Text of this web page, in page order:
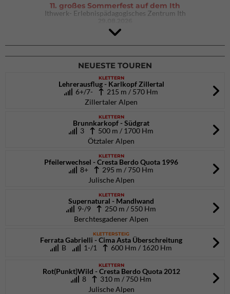
11. großes Sommerfest auf dem Ith
Ithwerk- Erlebnispädagogisches Zentrum Ith
4Blocs KIDS 2026
DAV Kletter- & Boulderzentrum München Süd (Thalkirchen)
26.09.2026
NEUESTE TOUREN
KLETTERN
Lehrerausflug - Karlkopf Zillertal
6+/7-
215 m / 570 Hm
Zillertaler Alpen
KLETTERN
Brunnkarkopf - Südgrat
3
500 m / 1700 Hm
Ötztaler Alpen
KLETTERN
Pfeilerwechsel - Cresta Berdo Quota 1996
8+
295 m / 750 Hm
Julische Alpen
KLETTERN
Supernatural - Mandlwand
9-/9
250 m / 550 Hm
Berchtesgadener Alpen
KLETTERSTEIG
Ferrata Gabrielli - Cima Asta Überschreitung
B
1-/1 600 Hm / 1620 Hm
KLETTERN
Rot(Punkt)Wild - Cresta Berdo Quota 2012
8
310 m / 750 Hm
Julische Alpen